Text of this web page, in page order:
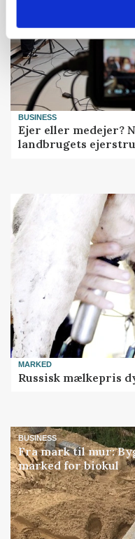
BUSINESS
Ejer eller medejer?
landbrugets
MARKED
Russisk mælkepris
BUSINESS
Fra mark til mur:
marked for biokul